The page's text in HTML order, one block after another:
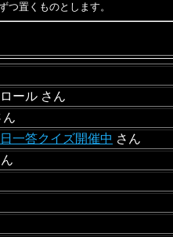
つ置くものとします。
ール さん
ん
一答クイズ開催中 さん